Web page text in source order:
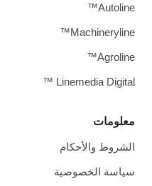
معلومات
الشروط والأحكام
سياسة الخصوصية
Autoline™
Machineryline™
Agroline™
Linemedia Digital ™